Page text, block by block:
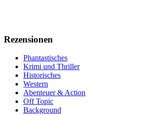
Rezensionen
Phantastisches
Krimi und Thriller
Historisches
Western
Abenteuer & Action
Off Topic
Background